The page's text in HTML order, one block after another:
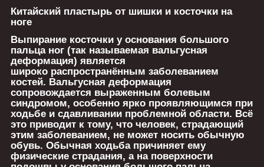
Китайский пластырь от шишки и косточки на
ноге
Выпирание косточки у основания большого
пальца ног (так называемая вальгусная
деформация) является
широко распространённым заболеванием
костей. Вальгусная деформация
сопровождается выраженным болевым
синдромом, особенно ярко проявляющимся при
ходьбе и сдавливании проблемной области. Всё
это приводит к тому, что человек, страдающий
этим заболеванием, не может носить обычную
обувь. Обычная ходьба причиняет ему
физические страдания, а на поверхности